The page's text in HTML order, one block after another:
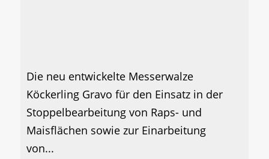
Die neu entwickelte Messerwalze
Köckerling Gravo für den Einsatz in der
Stoppelbearbeitung von Raps- und
Maisflächen sowie zur Einarbeitung
von...